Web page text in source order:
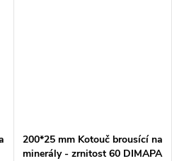
200*25 mm Kotouč brousící na
minerály - zrnitost 60 DIMAPA